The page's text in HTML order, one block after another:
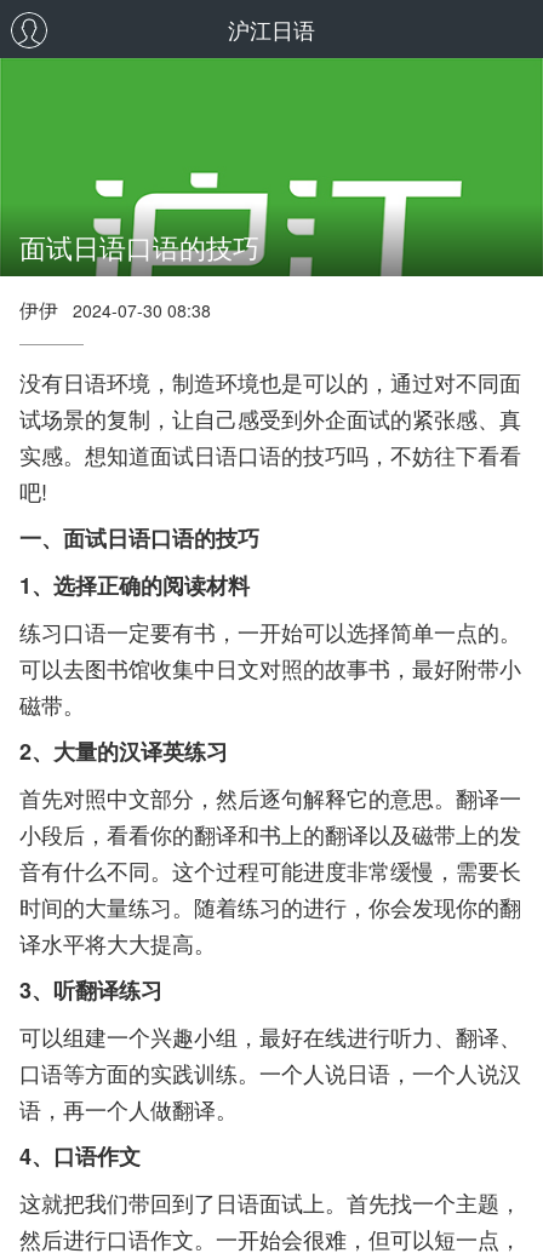
沪江日语
面试日语口语的技巧
伊伊 2024-07-30 08:38
没有日语环境，制造环境也是可以的，通过对不同面
试场景的复制，让自己感受到外企面试的紧张感、真
实感。想知道面试日语口语的技巧吗，不妨往下看看
吧!
一、面试日语口语的技巧
1、选择正确的阅读材料
练习口语一定要有书，一开始可以选择简单一点的。
可以去图书馆收集中日文对照的故事书，最好附带小
磁带。
2、大量的汉译英练习
首先对照中文部分，然后逐句解释它的意思。翻译一
小段后，看看你的翻译和书上的翻译以及磁带上的发
音有什么不同。这个过程可能进度非常缓慢，需要长
时间的大量练习。随着练习的进行，你会发现你的翻
译水平将大大提高。
3、听翻译练习
可以组建一个兴趣小组，最好在线进行听力、翻译、
口语等方面的实践训练。一个人说日语，一个人说汉
语，再一个人做翻译。
4、口语作文
这就把我们带回到了日语面试上。首先找一个主题，
然后进行口语作文。一开始会很难，但可以短一点，